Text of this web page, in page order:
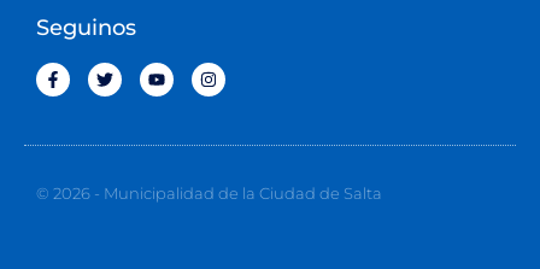
Seguinos
© 2026 - Municipalidad de la Ciudad de Salta